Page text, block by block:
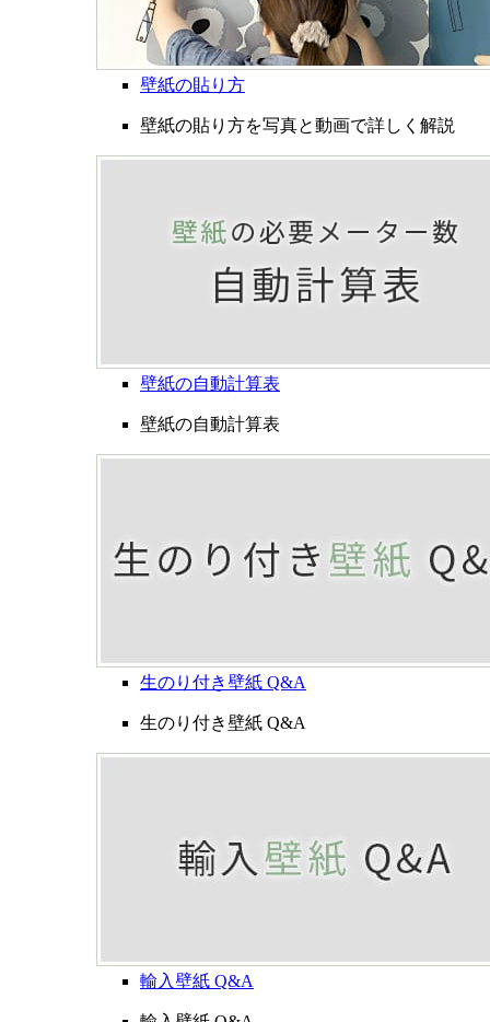
壁紙の貼り方
壁紙の貼り方を写真と動画で詳しく解説
壁紙の自動計算表
壁紙の自動計算表
生のり付き壁紙 Q&A
生のり付き壁紙 Q&A
輸入壁紙 Q&A